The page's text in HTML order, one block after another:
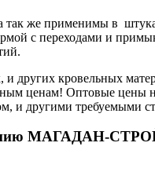
так же применимы в
с переходами и
кровельных
ценам! Оптовые цены
и другими требуемыми
МАГАДАН-